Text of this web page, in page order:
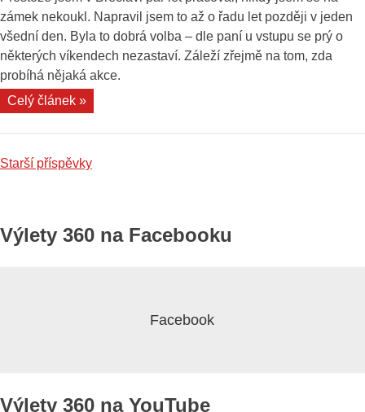
zámek nekoukl. Napravil jsem to až o řadu let později v jeden
všední den. Byla to dobrá volba – dle paní u vstupu se prý o
některých víkendech nezastaví. Záleží zřejmě na tom, zda
probíhá nějaká akce.
Celý článek »„Zámek
Navigace
Starší příspěvky
Výlety 360 na Facebooku
Výlety 360 na YouTube